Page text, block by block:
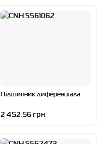
Підшипник диференціала
2 452.56 грн